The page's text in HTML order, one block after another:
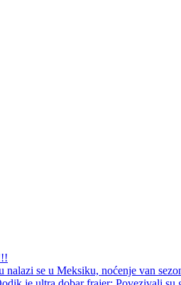
se u Meksiku, noćenje van